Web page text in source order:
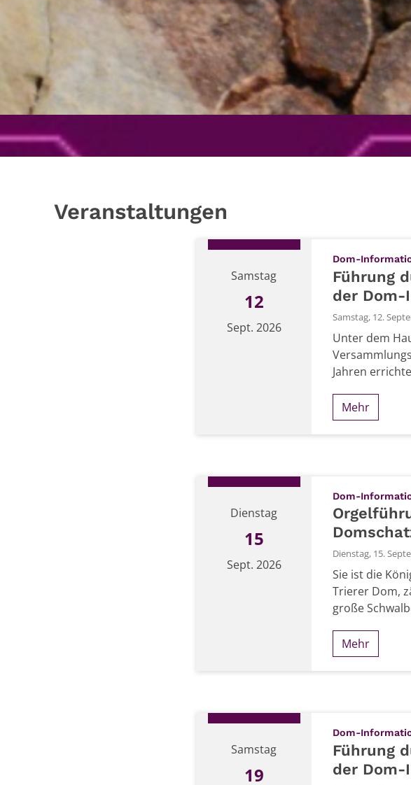
Veranstaltungen
Samstag
12
Sept. 2026
Dom-
Führung
der Dom-
Samstag, 12.
Unter dem
Jahren
Mehr
Dienstag
15
Sept. 2026
Dom-
Dienstag, 15.
Sie ist die
Trierer Dom,
große
Mehr
Samstag
19
Dom-
Führung
der Dom-